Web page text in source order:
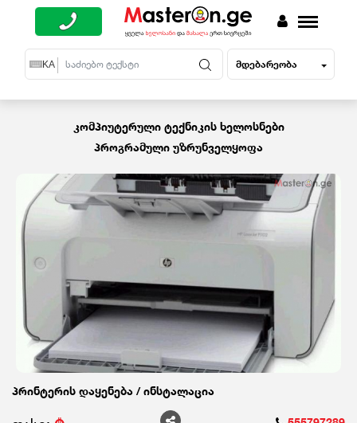
EN KA RU მდებარეობა
კომპიუტერული ტექნიკის ხელოსნები
პროგრამული უზრუნველყოფა
პრინტერის დაყენება / ინსტალაცია